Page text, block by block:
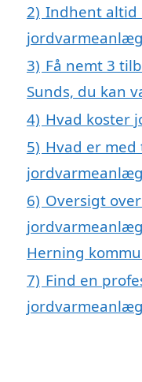
2) Indhent altid
3) Få nemt 3
Sunds, du kan
4) Hvad koster
5) Hvad er
6) Oversigt
Herning
7) Find en